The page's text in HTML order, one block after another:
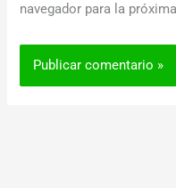
navegador para la